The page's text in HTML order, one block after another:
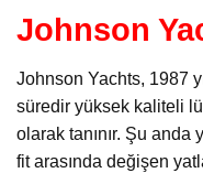
Johnson
Johnson Yachts, 1987
süredir yüksek kaliteli
olarak tanınır. Şu
fit arasında değişen